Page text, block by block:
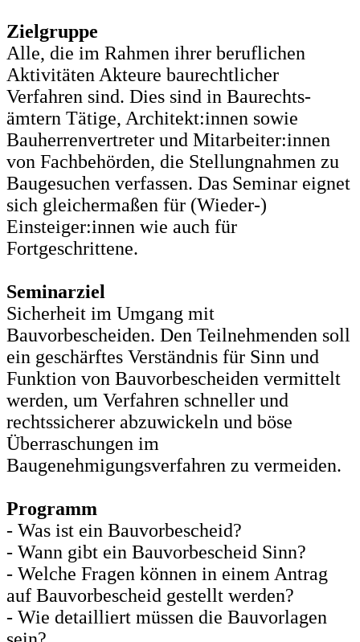
Zielgruppe
Alle, die im Rahmen ihrer beruflichen
Aktivitäten Akteure baurechtlicher
Verfahren sind. Dies sind in Baurechts-
ämtern Tätige, Architekt:innen sowie
Bauherrenvertreter und Mitarbeiter:innen
von Fachbehörden, die Stellungnahmen zu
Baugesuchen verfassen. Das Seminar eignet
sich gleichermaßen für (Wieder-)
Einsteiger:innen wie auch für
Fortgeschrittene.
Seminarziel
Sicherheit im Umgang mit
Bauvorbescheiden. Den Teilnehmenden soll
ein geschärftes Verständnis für Sinn und
Funktion von Bauvorbescheiden vermittelt
werden, um Verfahren schneller und
rechtssicherer abzuwickeln und böse
Überraschungen im
Baugenehmigungsverfahren zu vermeiden.
Programm
- Was ist ein Bauvorbescheid?
- Wann gibt ein Bauvorbescheid Sinn?
- Welche Fragen können in einem Antrag
auf Bauvorbescheid gestellt werden?
- Wie detailliert müssen die Bauvorlagen